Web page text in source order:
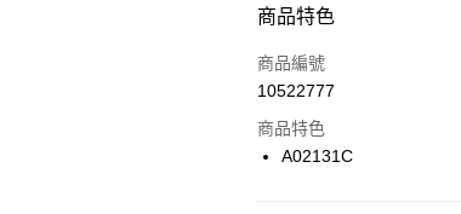
合作金庫商業銀行
華南商業銀行
上海商業儲蓄銀行
國泰世華商業銀行
LINE Pay
Apple Pay
商品特色
商品編號
10522777
商品特色
A02131C